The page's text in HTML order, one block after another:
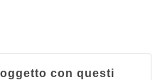
con questi